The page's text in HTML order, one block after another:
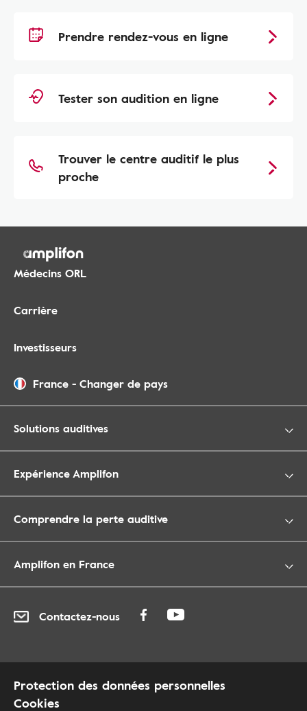
Prendre rendez-vous en ligne
Tester son audition en ligne
Trouver le centre auditif le plus
proche
Médecins ORL
Carrière
Investisseurs
France - Changer de pays
Solutions auditives
Expérience Amplifon
Comprendre la perte auditive
Amplifon en France
Contactez-nous
Protection des données personnelles
Cookies